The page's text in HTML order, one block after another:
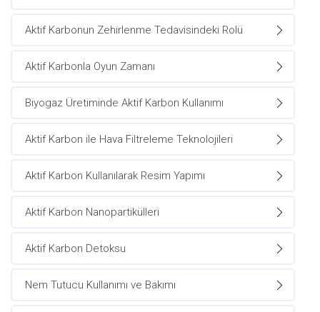
Aktif Karbonun Zehirlenme Tedavisindeki Rolü
Aktif Karbonla Oyun Zamanı
Biyogaz Üretiminde Aktif Karbon Kullanımı
Aktif Karbon ile Hava Filtreleme Teknolojileri
Aktif Karbon Kullanılarak Resim Yapımı
Aktif Karbon Nanopartikülleri
Aktif Karbon Detoksu
Nem Tutucu Kullanımı ve Bakımı